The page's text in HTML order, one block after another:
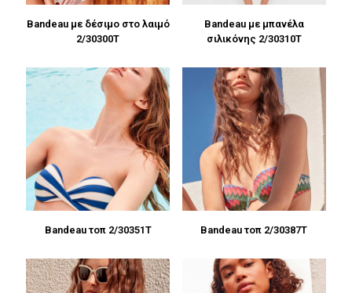
Bandeau με δέσιμο στο λαιμό
2/30300T
Bandeau με μπανέλα
σιλικόνης 2/30310T
Bandeau τοπ 2/30351T Bandeau τοπ 2/30387T